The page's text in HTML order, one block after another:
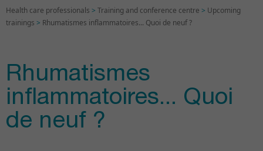
Health care professionals > Training and conference centre > Upcoming
trainings > Rhumatismes inflammatoires... Quoi de neuf ?
Rhumatismes
inflammatoires... Quoi
de neuf ?